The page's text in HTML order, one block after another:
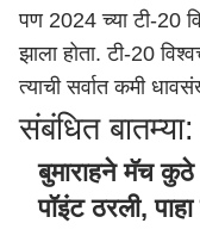
पण 2024 च्या टी-20
झाला होता. टी-20
त्याची सर्वात कमी
संबंधित बातम्या:
बुमाराहने मॅच कुठे
पॉइंट ठरली,